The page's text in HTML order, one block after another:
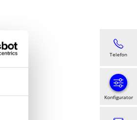
Telefon
Konfigurator